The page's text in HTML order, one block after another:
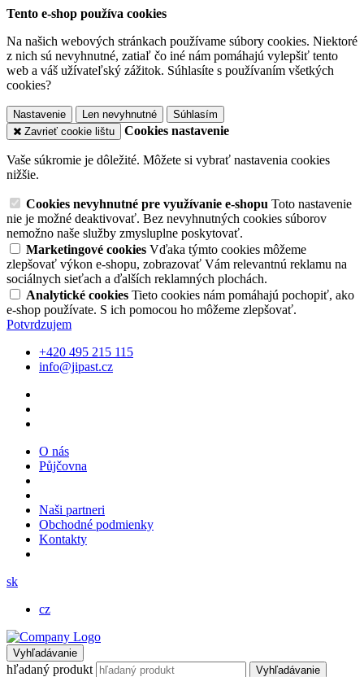
Tento e-shop používa cookies
Na našich webových stránkach používame súbory cookies. Niektoré
z nich sú nevyhnutné, zatiaľ čo iné nám pomáhajú vylepšiť tento
web a váš užívateľský zážitok. Súhlasíte s používaním všetkých
cookies?
Nastavenie Len nevyhnutné
Súhlasím
Zavrieť cookie lištu
Cookies nastavenie
Vaše súkromie je dôležité. Môžete si vybrať nastavenia cookies
nižšie.
Cookies nevyhnutné pre využívanie e-shopu Toto nastavenie
nie je možné deaktivovať. Bez nevyhnutných cookies súborov
nemožno naše služby zmysluplne poskytovať.
Marketingové cookies Vďaka týmto cookies môžeme
zlepšovať výkon e-shopu, zobrazovať Vám relevantnú reklamu na
sociálnych sieťach a ďalších reklamných plochách.
Analytické cookies Tieto cookies nám pomáhajú pochopiť, ako
e-shop používate. S ich pomocou ho môžeme zlepšovať.
Potvrdzujem
+420 495 215 115
info@jipast.cz
O nás
Půjčovna
Naši partneri
Obchodné podmienky
Kontakty
sk
cz
Vyhľadávanie
hľadaný produkt Vyhľadávanie